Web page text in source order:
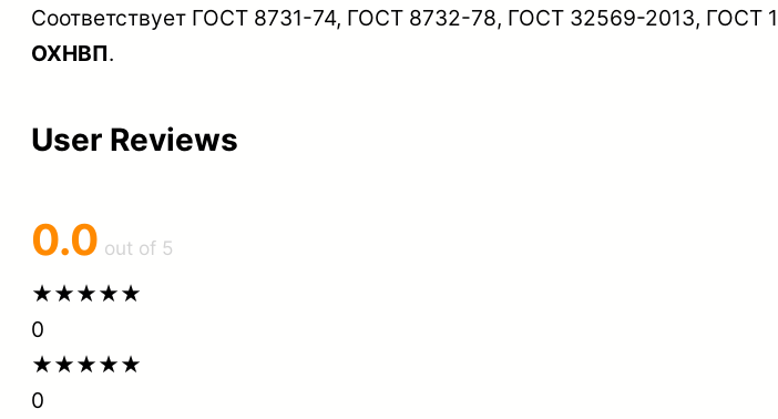
с
Соответствует ГОСТ 8731-74, ГОСТ 8732-78, ГОСТ 32569-2013, ГОСТ
ОХНВП.
User Reviews
0.0 out of 5
★★★★★
0
★★★★★
0